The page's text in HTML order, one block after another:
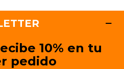
10% en tu
pedido